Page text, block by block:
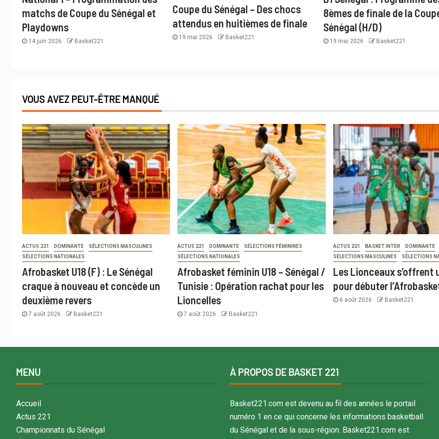
matchs de Coupe du Sénégal et
Playdowns
14 juin 2026 Basket221
Coupe du Sénégal – Des chocs
attendus en huitièmes de finale
19 mai 2026 Basket221
8èmes de finale de la
Sénégal (H/D)
19 mai 2026 Basket221
VOUS AVEZ PEUT-ÊTRE MANQUÉ
ACTUS 221 DOMINANTE
SÉLECTIONS MASCULINES
SÉLECTIONS NATIONALES
Afrobasket U18 (F) : Le Sénégal
craque à nouveau et concède un
deuxième revers
7 août 2026 Basket221
ACTUS 221 DOMINANTE
SÉLECTIONS FÉMININES
SÉLECTIONS NATIONALES
Afrobasket féminin U18 – Sénégal /
Tunisie : Opération rachat pour les
Lioncelles
7 août 2026 Basket221
ACTUS 221 BASKET INTER
DOMINANTE
SÉLECTIONS MASCULINES
SÉLECTIONS
Les Lionceaux s’offrent
pour débuter
6 août 2026 Basket221
MENU
Accueil
Actus 221
Championnats du Sénégal
À PROPOS DE BASKET 221
Basket221.com est devenu au fil des années le portail
numéro 1 en ce qui concerne les informations basketball
du Sénégal et de la sous-région. Basket221.com est